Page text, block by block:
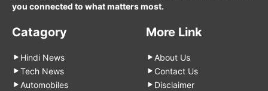
you connected to what matters most.
Catagory
Hindi News
Tech News
Automobiles
More Link
About Us
Contact Us
Disclaimer